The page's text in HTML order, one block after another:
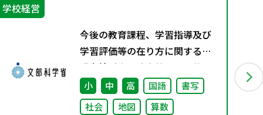
学校経営
今後の教育課程、学習指導及び
学習評価等の在り方に関する有
識者検討会の論点整理を掲載し
ました
小 中 高 国語
書写
社会
地図 算数